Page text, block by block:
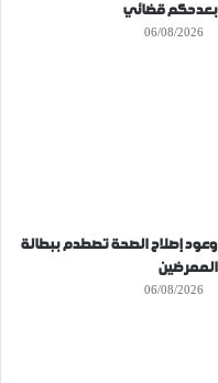
بعدحكم قضائي
06/08/2026
وعود إصلاح الصحة تصطدم ببطالة
الممرضين
06/08/2026